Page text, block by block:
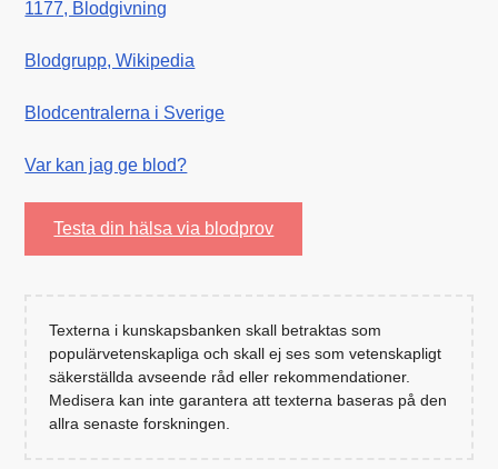
1177, Blodgivning
Blodgrupp, Wikipedia
Blodcentralerna i Sverige
Var kan jag ge blod?
Testa din hälsa via blodprov
Texterna i kunskapsbanken skall betraktas som
populärvetenskapliga och skall ej ses som vetenskapligt
säkerställda avseende råd eller rekommendationer.
Medisera kan inte garantera att texterna baseras på den
allra senaste forskningen.